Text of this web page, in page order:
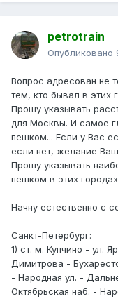
petrotrain
Опубликовано
Вопрос адресован не
тем, кто бывал в этих
Прошу указывать
для Москвы. И самое
пешком... Если у Вас
если нет, желание
Прошу указывать
пешком в этих городах
Начну естественно с
Санкт-Петербург:
1) ст. м. Купчино - ул.
Димитрова -
- Народная ул. -
Октябрьская наб. -